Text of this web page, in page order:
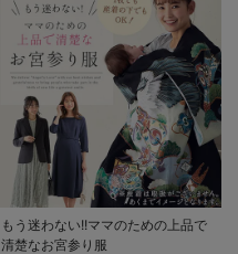
もう迷わない!!ママのための上品で
清楚なお宮参り服